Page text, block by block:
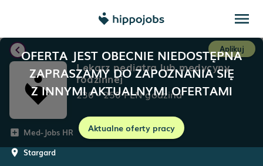
menu
OFERTA JEST OBECNIE NIEDOSTĘPNA
ZAPRASZAMY DO ZAPOZNANIA SIĘ
Z INNYMI AKTUALNYMI OFERTAMI
Aktualne oferty pracy
chevron_left Aplikuj
Lekarz pediatra lub medycyny
rodzinnej
230-250PLNgodzina
add_box Med-Jobs HR
room Stargard